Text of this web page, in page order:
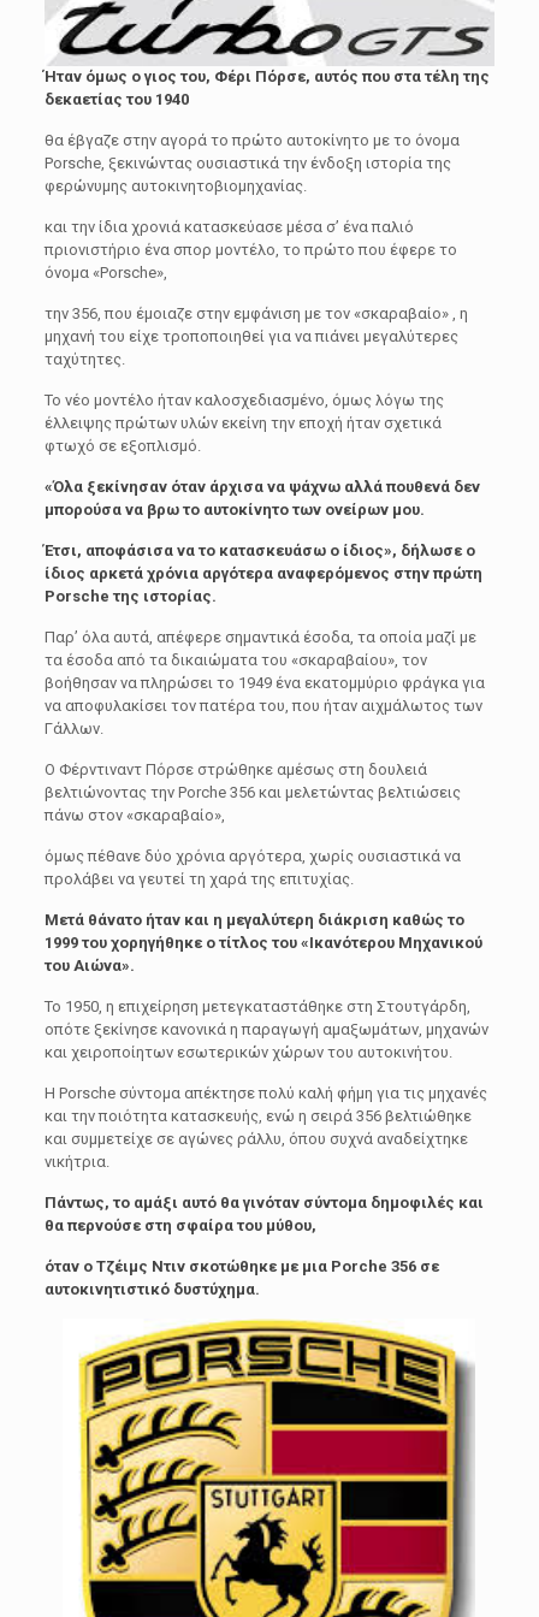
Ήταν όµως ο γιος του, Φέρι Πόρσε, αυτός που στα τέλη της
δεκαετίας του 1940
θα έβγαζε στην αγορά το πρώτο αυτοκίνητο µε το όνοµα
Porsche, ξεκινώντας ουσιαστικά την ένδοξη ιστορία της
φερώνυµης αυτοκινητοβιοµηχανίας.
και την ίδια χρονιά κατασκεύασε µέσα σ’ ένα παλιό
πριονιστήριο ένα σπορ µοντέλο, το πρώτο που έφερε το
όνοµα «Porsche»,
την 356, που έµοιαζε στην εµφάνιση µε τον «σκαραβαίο» , η
µηχανή του είχε τροποποιηθεί για να πιάνει µεγαλύτερες
ταχύτητες.
Το νέο µοντέλο ήταν καλοσχεδιασµένο, όµως λόγω της
έλλειψης πρώτων υλών εκείνη την εποχή ήταν σχετικά
φτωχό σε εξοπλισµό.
«Όλα ξεκίνησαν όταν άρχισα να ψάχνω αλλά πουθενά δεν
μπορούσα να βρω το αυτοκίνητο των ονείρων μου.
Έτσι, αποφάσισα να το κατασκευάσω ο ίδιος», δήλωσε ο
ίδιος αρκετά χρόνια αργότερα αναφερόμενος στην πρώτη
Porsche της ιστορίας.
Παρ’ όλα αυτά, απέφερε σηµαντικά έσοδα, τα οποία µαζί µε
τα έσοδα από τα δικαιώµατα του «σκαραβαίου», τον
βοήθησαν να πληρώσει το 1949 ένα εκατοµµύριο φράγκα για
να αποφυλακίσει τον πατέρα του, που ήταν αιχµάλωτος των
Γάλλων.
Ο Φέρντιναντ Πόρσε στρώθηκε αµέσως στη δουλειά
βελτιώνοντας την Porche 356 και µελετώντας βελτιώσεις
πάνω στον «σκαραβαίο»,
όµως πέθανε δύο χρόνια αργότερα, χωρίς ουσιαστικά να
προλάβει να γευτεί τη χαρά της επιτυχίας.
Μετά θάνατο ήταν και η μεγαλύτερη διάκριση καθώς το
1999 του χορηγήθηκε ο τίτλος του «Ικανότερου Μηχανικού
του Αιώνα».
Το 1950, η επιχείρηση µετεγκαταστάθηκε στη Στουτγάρδη,
οπότε ξεκίνησε κανονικά η παραγωγή αµαξωµάτων, µηχανών
και χειροποίητων εσωτερικών χώρων του αυτοκινήτου.
Η Porsche σύντοµα απέκτησε πολύ καλή φήμη για τις µηχανές
και την ποιότητα κατασκευής, ενώ η σειρά 356 βελτιώθηκε
και συµµετείχε σε αγώνες ράλλυ, όπου συχνά αναδείχτηκε
νικήτρια.
Πάντως, το αµάξι αυτό θα γινόταν σύντομα δηµοφιλές και
θα περνούσε στη σφαίρα του µύθου,
όταν ο Τζέιµς Ντιν σκοτώθηκε µε µια Porche 356 σε
αυτοκινητιστικό δυστύχηµα.